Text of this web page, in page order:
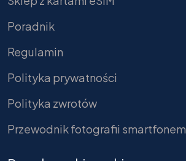
Poradnik
Regulamin
Polityka prywatności
Polityka zwrotów
Przewodnik fotografii smartfonem